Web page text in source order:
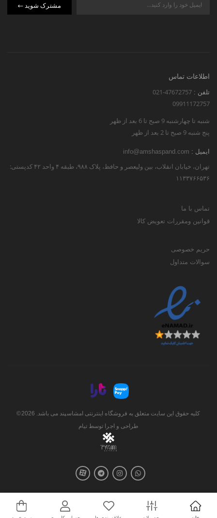
مشترک شوید
اطلاعات تماس
تلفن : 021-47672757
09911172757
شنبه تا چهارشنبه 9 صبح تا 6 بعد از ظهر
پنج شنبه 9 صبح تا 2 بعد از ظهر
ایمیل : info@amshaspand.com
تهران، خیابان انقلاب، بین ولیعصر و حافظ، پلاک ۹۸۸، طبقه ۴ واحد ۴۲ کدپستی:
۱۱۳۳۷۶۶۵۳۶
تماس با ما
قوانین ومقررات تعویض کالا
حریم خصوصی
سوالات متداول
کلیه حقوق این سایت متعلق به فروشگاه اینترنتی امشاسپند می باشد. 2026©
طراحی و اجرا توسط تیام